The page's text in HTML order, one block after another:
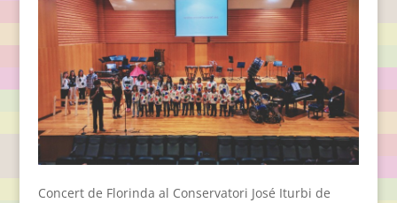
Concert de Florinda al Conservatori José Iturbi de